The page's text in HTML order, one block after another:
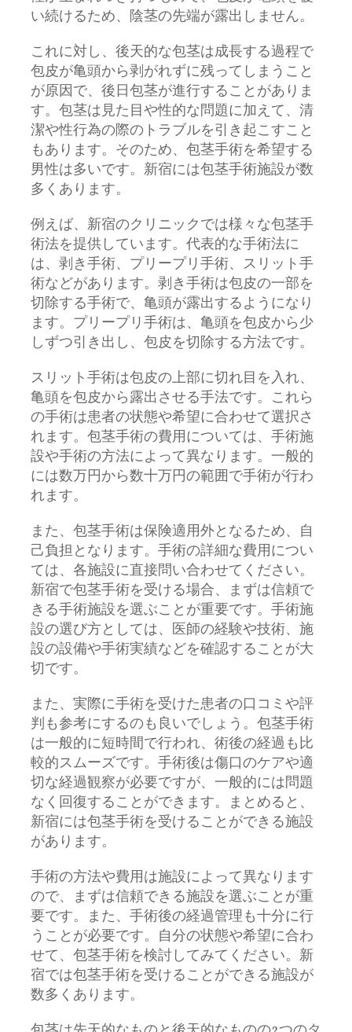
い続けるため、陰茎の先端が露出しません。
これに対し、後天的な包茎は成長する過程で
包皮が亀頭から剥がれずに残ってしまうこと
が原因で、後日包茎が進行することがありま
す。包茎は見た目や性的な問題に加えて、清
潔や性行為の際のトラブルを引き起こすこと
もあります。そのため、包茎手術を希望する
男性は多いです。新宿には包茎手術施設が数
多くあります。
例えば、新宿のクリニックでは様々な包茎手
術法を提供しています。代表的な手術法に
は、剥き手術、プリープリ手術、スリット手
術などがあります。剥き手術は包皮の一部を
切除する手術で、亀頭が露出するようになり
ます。プリープリ手術は、亀頭を包皮から少
しずつ引き出し、包皮を切除する方法です。
スリット手術は包皮の上部に切れ目を入れ、
亀頭を包皮から露出させる手法です。これら
の手術は患者の状態や希望に合わせて選択さ
れます。包茎手術の費用については、手術施
設や手術の方法によって異なります。一般的
には数万円から数十万円の範囲で手術が行わ
れます。
また、包茎手術は保険適用外となるため、自
己負担となります。手術の詳細な費用につい
ては、各施設に直接問い合わせてください。
新宿で包茎手術を受ける場合、まずは信頼で
きる手術施設を選ぶことが重要です。手術施
設の選び方としては、医師の経験や技術、施
設の設備や手術実績などを確認することが大
切です。
また、実際に手術を受けた患者の口コミや評
判も参考にするのも良いでしょう。包茎手術
は一般的に短時間で行われ、術後の経過も比
較的スムーズです。手術後は傷口のケアや適
切な経過観察が必要ですが、一般的には問題
なく回復することができます。まとめると、
新宿には包茎手術を受けることができる施設
があります。
手術の方法や費用は施設によって異なります
ので、まずは信頼できる施設を選ぶことが重
要です。また、手術後の経過管理も十分に行
うことが必要です。自分の状態や希望に合わ
せて、包茎手術を検討してみてください。新
宿では包茎手術を受けることができる施設が
数多くあります。